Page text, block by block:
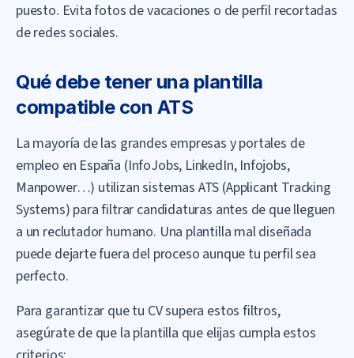
puesto. Evita fotos de vacaciones o de perfil recortadas
de redes sociales.
Qué debe tener una plantilla
compatible con ATS
La mayoría de las grandes empresas y portales de
empleo en España (InfoJobs, LinkedIn, Infojobs,
Manpower…) utilizan sistemas ATS (Applicant Tracking
Systems) para filtrar candidaturas antes de que lleguen
a un reclutador humano. Una plantilla mal diseñada
puede dejarte fuera del proceso aunque tu perfil sea
perfecto.
Para garantizar que tu CV supera estos filtros,
asegúrate de que la plantilla que elijas cumpla estos